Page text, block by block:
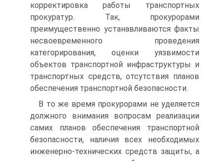
корректировка работы транспортных
прокуратур. Так, прокурорами
преимущественно устанавливаются факты
несвоевременного проведения
категорирования, оценки уязвимости
объектов транспортной инфраструктуры и
транспортных средств, отсутствия планов
обеспечения транспортной безопасности.
В то же время прокурорами не уделяется
должного внимания вопросам реализации
самих планов обеспечения транспортной
безопасности, наличия всех необходимых
инженерно-технических средств защиты, а